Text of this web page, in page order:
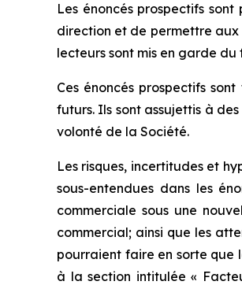
Les énoncés prospectifs
direction et de permettre aux
lecteurs sont mis en garde du
Ces énoncés prospectifs
futurs. Ils sont assujettis à
volonté de la Société.
Les risques, incertitudes et
sous-entendues dans les
commerciale sous une
commercial; ainsi que les
pourraient faire en sorte que
à la section intitulée «